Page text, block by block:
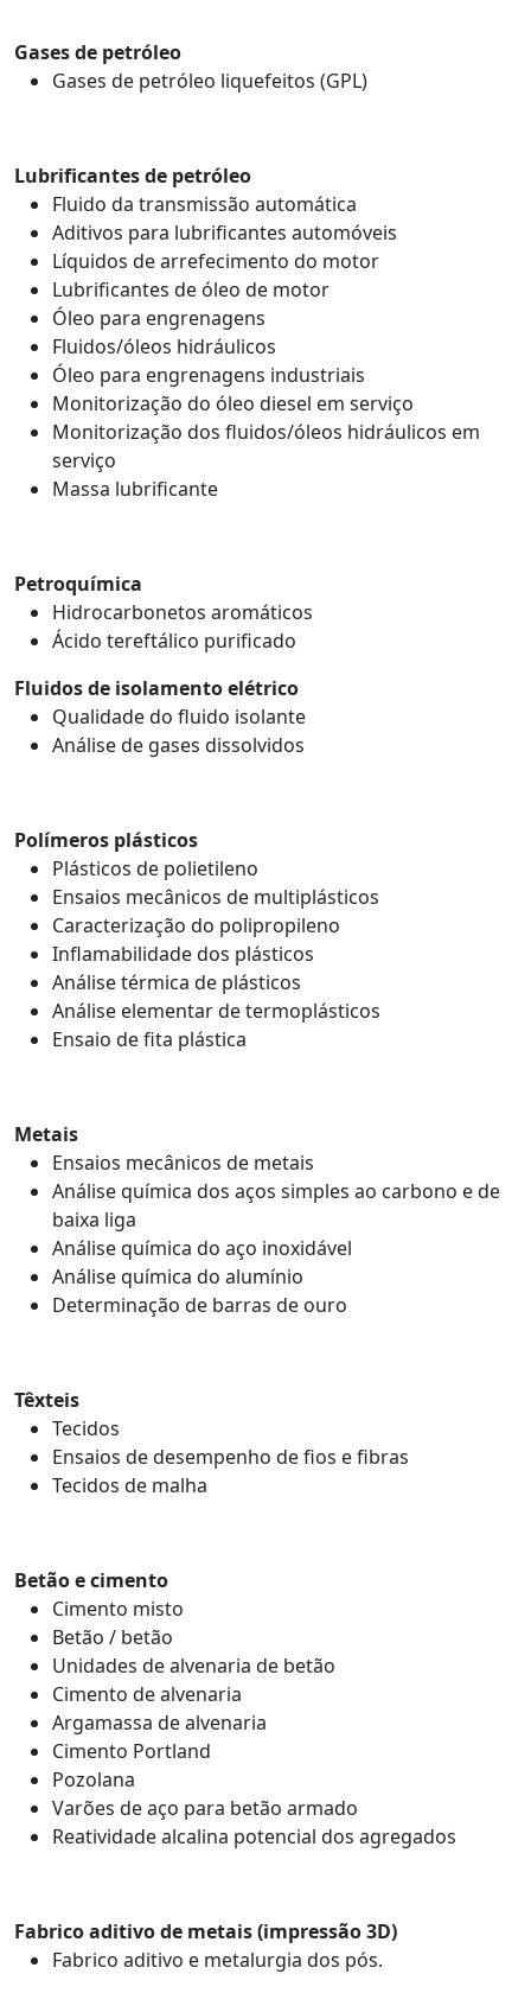
Gases de petróleo
Gases de petróleo liquefeitos (GPL)
Lubrificantes de petróleo
Fluido da transmissão automática
Aditivos para lubrificantes automóveis
Líquidos de arrefecimento do motor
Lubrificantes de óleo de motor
Óleo para engrenagens
Fluidos/óleos hidráulicos
Óleo para engrenagens industriais
Monitorização do óleo diesel em serviço
Monitorização dos fluidos/óleos hidráulicos em
serviço
Massa lubrificante
Petroquímica
Hidrocarbonetos aromáticos
Ácido tereftálico purificado
Fluidos de isolamento elétrico
Qualidade do fluido isolante
Análise de gases dissolvidos
Polímeros plásticos
Plásticos de polietileno
Ensaios mecânicos de multiplásticos
Caracterização do polipropileno
Inflamabilidade dos plásticos
Análise térmica de plásticos
Análise elementar de termoplásticos
Ensaio de fita plástica
Metais
Ensaios mecânicos de metais
Análise química dos aços simples ao carbono e de
baixa liga
Análise química do aço inoxidável
Análise química do alumínio
Determinação de barras de ouro
Têxteis
Tecidos
Ensaios de desempenho de fios e fibras
Tecidos de malha
Betão e cimento
Cimento misto
Betão / betão
Unidades de alvenaria de betão
Cimento de alvenaria
Argamassa de alvenaria
Cimento Portland
Pozolana
Varões de aço para betão armado
Reatividade alcalina potencial dos agregados
Fabrico aditivo de metais (impressão 3D)
Fabrico aditivo e metalurgia dos pós.